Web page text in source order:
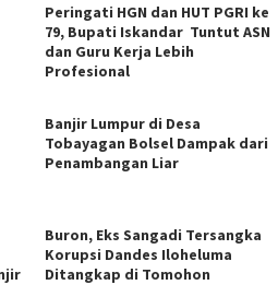
Peringati HGN dan HUT PGRI ke
79, Bupati Iskandar Tuntut ASN
dan Guru Kerja Lebih
Profesional
Banjir Lumpur di Desa
Tobayagan Bolsel Dampak dari
Penambangan Liar
Buron, Eks Sangadi Tersangka
Korupsi Dandes Iloheluma
Ditangkap di Tomohon